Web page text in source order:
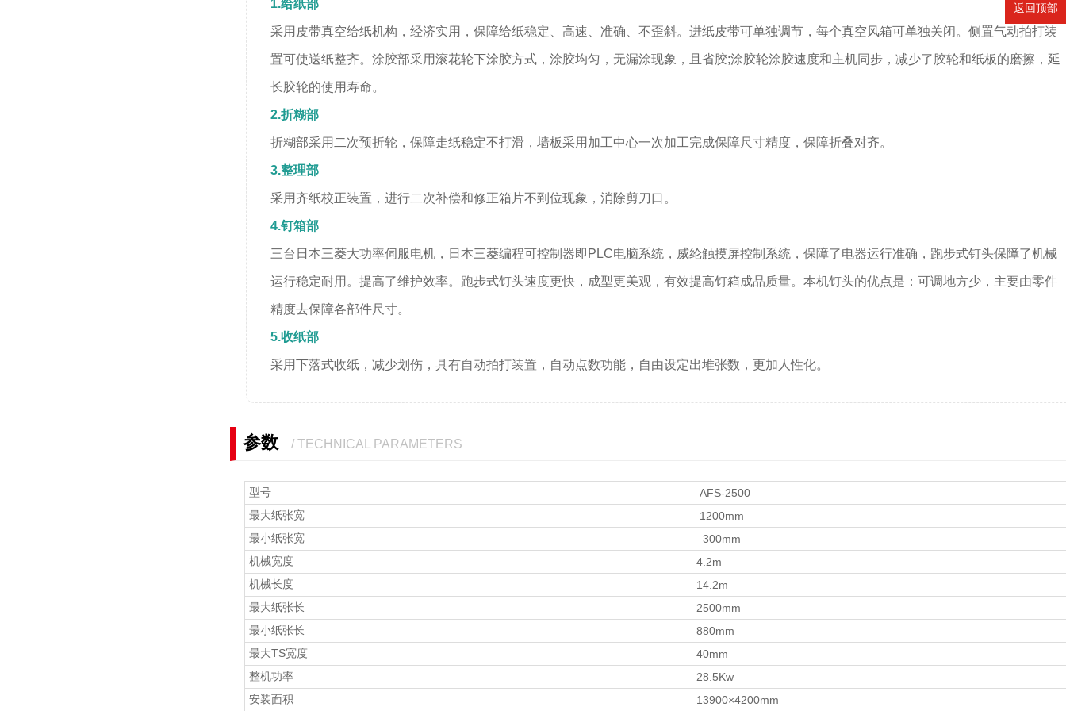
1.给纸部
采用皮带真空给纸机构，经济实用，保障给纸稳定、高速、准确、不歪斜。进纸皮带可单独调节，每个真空风箱可单独关闭。侧置气动拍打装
置可使送纸整齐。涂胶部采用滚花轮下涂胶方式，涂胶均匀，无漏涂现象，且省胶;涂胶轮涂胶速度和主机同步，减少了胶轮和纸板的磨擦，延
长胶轮的使用寿命。
2.折糊部
折糊部采用二次预折轮，保障走纸稳定不打滑，墙板采用加工中心一次加工完成保障尺寸精度，保障折叠对齐。
3.整理部
采用齐纸校正装置，进行二次补偿和修正箱片不到位现象，消除剪刀口。
4.钉箱部
三台日本三菱大功率伺服电机，日本三菱编程可控制器即PLC电脑系统，威纶触摸屏控制系统，保障了电器运行准确，跑步式钉头保障了机械
运行稳定耐用。提高了维护效率。跑步式钉头速度更快，成型更美观，有效提高钉箱成品质量。本机钉头的优点是：可调地方少，主要由零件
精度去保障各部件尺寸。
5.收纸部
采用下落式收纸，减少划伤，具有自动拍打装置，自动点数功能，自由设定出堆张数，更加人性化。
参数 / TECHNICAL PARAMETERS
型号
AFS-2500
最大纸张宽
1200mm
最小纸张宽
300mm
机械宽度
4.2m
机械长度
14.2m
最大纸张长
2500mm
最小纸张长
880mm
最大TS宽度
40mm
整机功率
28.5Kw
安装面积
13900×4200mm
返回顶部